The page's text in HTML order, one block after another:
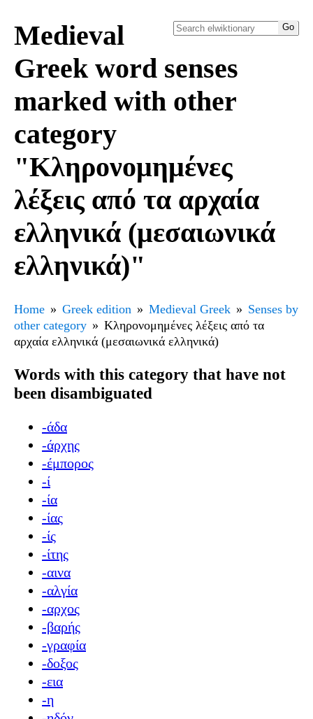
Medieval
Greek word senses
marked with other
category
"Κληρονομημένες
λέξεις από τα αρχαία
ελληνικά (μεσαιωνικά
ελληνικά)"
Home Greek edition Medieval Greek
Senses by
other category
Κληρονομημένες λέξεις από τα
αρχαία ελληνικά (μεσαιωνικά ελληνικά)
Words with this category that have not
been disambiguated
-άδα
-άρχης
-έμπορος
-ί
-ία
-ίας
-ίς
-ίτης
-αινα
-αλγία
-αρχος
-βαρής
-γραφία
-δοξος
-εια
-η